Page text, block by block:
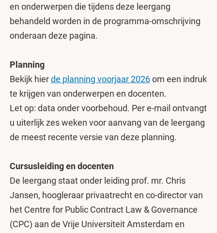
en onderwerpen die tijdens deze leergang
behandeld worden in de programma-omschrijving
onderaan deze pagina.
Planning
Bekijk hierde planning voorjaar 2026om een indruk
te krijgen van onderwerpen en docenten.
Let op: data onder voorbehoud. Per e-mail ontvangt
u uiterlijk zes weken voor aanvang van de leergang
de meest recente versie van deze planning.
Cursusleiding en docenten
De leergang staat onder leiding prof. mr. Chris
Jansen, hoogleraar privaatrecht en co-director van
het Centre for Public Contract Law & Governance
(CPC) aan de Vrije Universiteit Amsterdam en